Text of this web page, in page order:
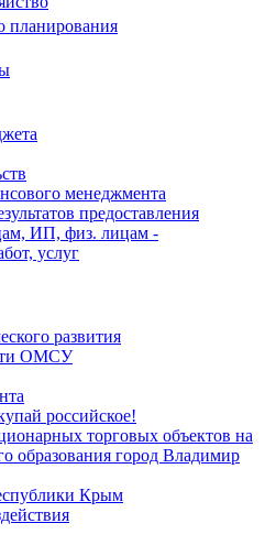
планирования
менеджмента
предоставления
ИП, физ. лицам -
услуг
развития
ОМСУ
российское!
торговых объектов на
образования город Владимир
Крым